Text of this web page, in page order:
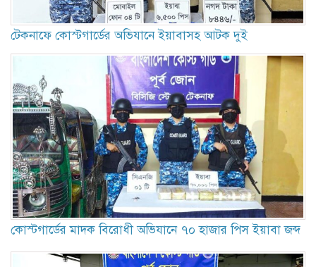
টেকনাফে কোস্টগার্ডের অভিযানে ইয়াবাসহ আটক দুই
কোস্টগার্ডের মাদক বিরোধী অভিযানে ৭০ হাজার পিস ইয়াবা জব্দ